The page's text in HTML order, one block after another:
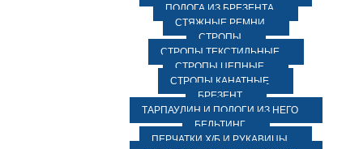
ПОЛОГА ИЗ БРЕЗЕНТА
СТЯЖНЫЕ РЕМНИ
СТРОПЫ
СТРОПЫ ТЕКСТИЛЬНЫЕ
СТРОПЫ ЦЕПНЫЕ
СТРОПЫ КАНАТНЫЕ
БРЕЗЕНТ
ТАРПАУЛИН И ПОЛОГИ ИЗ НЕГО
БЕЛЬТИНГ
ПЕРЧАТКИ Х/Б И РУКАВИЦЫ